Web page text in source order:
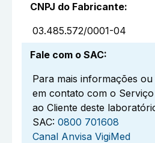
CNPJ do Fabricante:
03.485.572/0001-04
Fale com o SAC:
Para mais informações
em contato com o
ao Cliente deste
SAC: 0800 701608
Canal Anvisa VigiMed